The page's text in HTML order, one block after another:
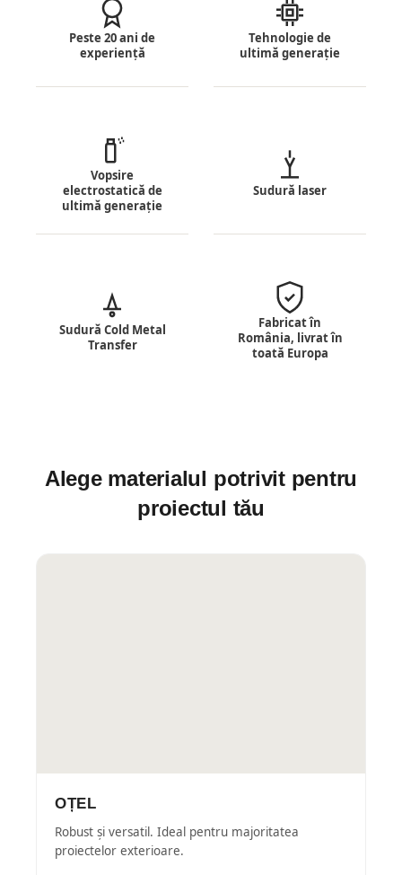
Peste 20 ani de
experiență
Tehnologie de
ultimă generație
Vopsire
electrostatică de
ultimă generație
Sudură laser
Sudură Cold Metal
Transfer
Fabricat în
România, livrat în
toată Europa
Alege materialul potrivit pentru
proiectul tău
OȚEL
Robust și versatil. Ideal pentru majoritatea
proiectelor exterioare.